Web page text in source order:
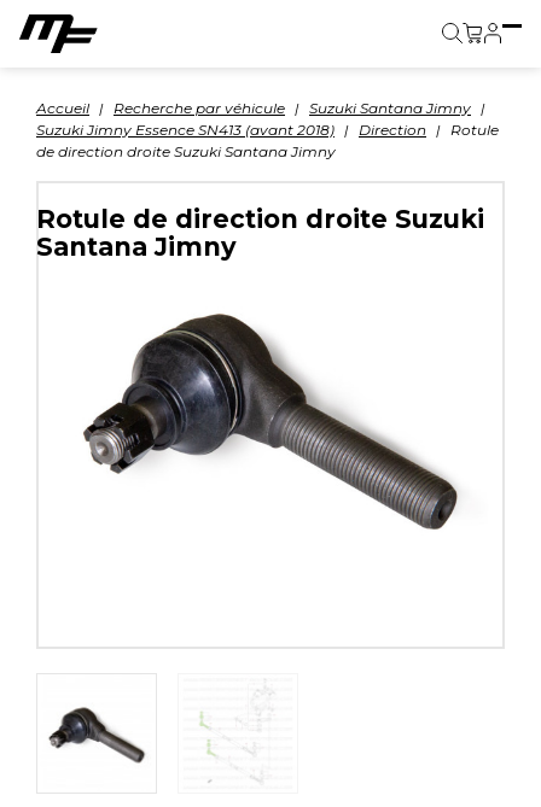
Accueil Recherche par véhicule
Suzuki Santana Jimny
Suzuki Jimny Essence SN413 (avant 2018)
Direction
Rotule
de direction droite Suzuki Santana Jimny
Rotule de direction droite Suzuki
Santana Jimny